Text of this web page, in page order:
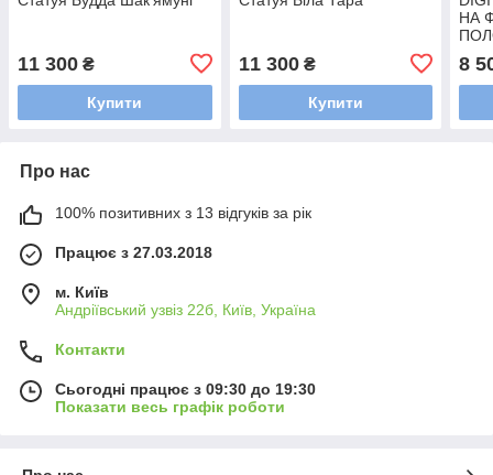
11 300 ₴
Купити
11 300₴
Купити
НА
8
Про нас
100% позитивних з 13 відгуків за рік
Працює з 27.03.2018
м. Київ
Андріївський узвіз 22б, Київ, Україна
Контакти
Сьогодні працює з 09:30 до 19:30
Показати весь графік роботи